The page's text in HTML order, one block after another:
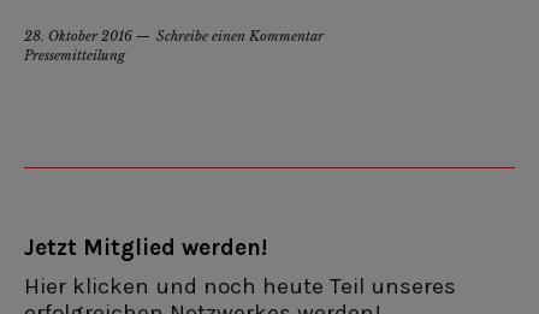
28. Oktober 2016
Schreibe einen Kommentar
Pressemitteilung
Jetzt Mitglied werden!
Hier klicken und noch heute Teil unseres